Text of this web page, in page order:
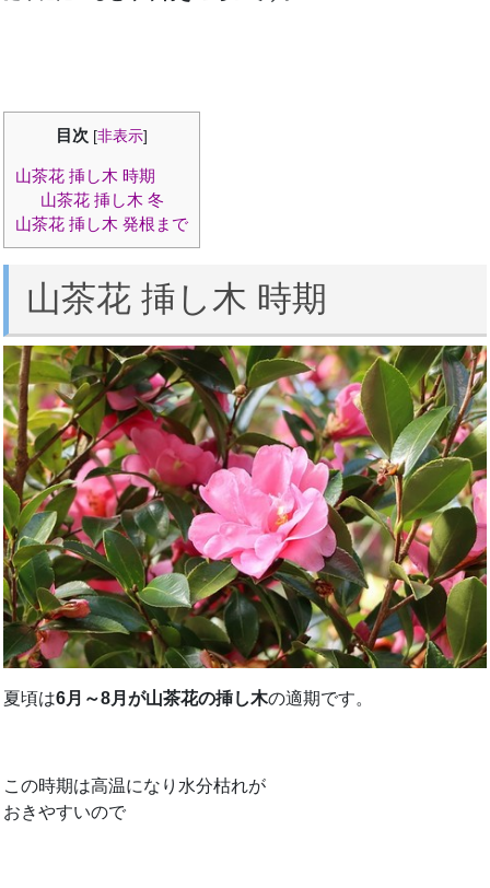
目次 [非表示]
山茶花 挿し木 時期
山茶花 挿し木 冬
山茶花 挿し木 発根まで
山茶花 挿し木 時期
夏頃は6月～8月が山茶花の挿し木の適期です。
この時期は高温になり水分枯れが
おきやすいので